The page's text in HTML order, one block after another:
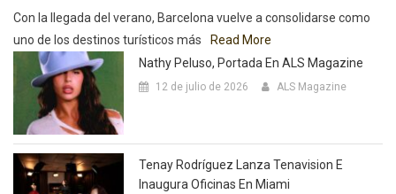
Con la llegada del verano, Barcelona vuelve a consolidarse como
uno de los destinos turísticos más
Read More
Nathy Peluso, Portada En ALS Magazine
12 de julio de 2026 ALS Magazine
Tenay Rodríguez Lanza Tenavision E
Inaugura Oficinas En Miami